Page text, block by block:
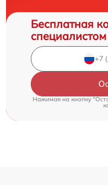
Бесплатная
специалистом
Нажимая на кнопку